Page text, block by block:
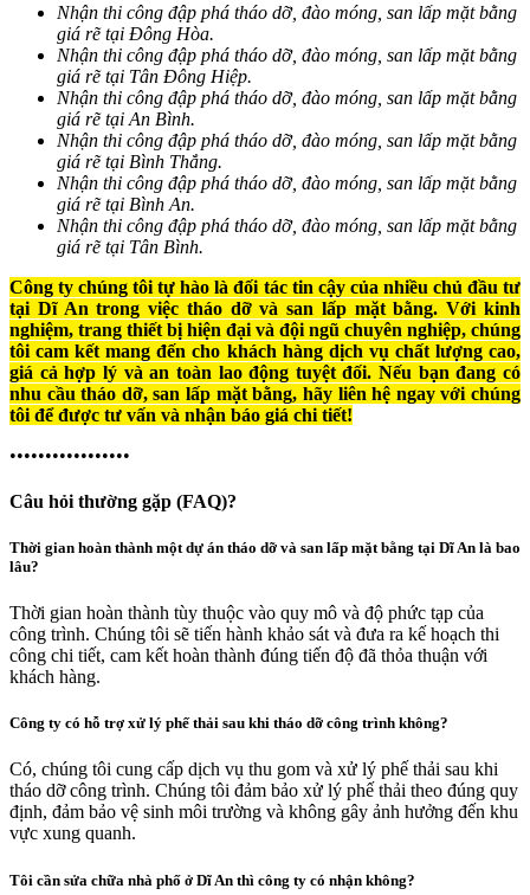
Nhận thi công đập phá tháo dỡ, đào móng, san lấp mặt bằng
giá rẽ tại Đông Hòa.
Nhận thi công đập phá tháo dỡ, đào móng, san lấp mặt bằng
giá rẽ tại Tân Đông Hiệp.
Nhận thi công đập phá tháo dỡ, đào móng, san lấp mặt bằng
giá rẽ tại An Bình.
Nhận thi công đập phá tháo dỡ, đào móng, san lấp mặt bằng
giá rẽ tại Bình Thắng.
Nhận thi công đập phá tháo dỡ, đào móng, san lấp mặt bằng
giá rẽ tại Bình An.
Nhận thi công đập phá tháo dỡ, đào móng, san lấp mặt bằng
giá rẽ tại Tân Bình.
Công ty chúng tôi tự hào là đối tác tin cậy của nhiều chủ đầu tư
tại Dĩ An trong việc tháo dỡ và san lấp mặt bằng. Với kinh
nghiệm, trang thiết bị hiện đại và đội ngũ chuyên nghiệp, chúng
tôi cam kết mang đến cho khách hàng dịch vụ chất lượng cao,
giá cả hợp lý và an toàn lao động tuyệt đối. Nếu bạn đang có
nhu cầu tháo dỡ, san lấp mặt bằng, hãy liên hệ ngay với chúng
tôi để được tư vấn và nhận báo giá chi tiết!
•••••••••••••••••
Câu hỏi thường gặp (FAQ)?
Thời gian hoàn thành một dự án tháo dỡ và san lấp mặt bằng tại Dĩ An là bao
lâu?
Thời gian hoàn thành tùy thuộc vào quy mô và độ phức tạp của
công trình. Chúng tôi sẽ tiến hành khảo sát và đưa ra kế hoạch thi
công chi tiết, cam kết hoàn thành đúng tiến độ đã thỏa thuận với
khách hàng.
Công ty có hỗ trợ xử lý phế thải sau khi tháo dỡ công trình không?
Có, chúng tôi cung cấp dịch vụ thu gom và xử lý phế thải sau khi
tháo dỡ công trình. Chúng tôi đảm bảo xử lý phế thải theo đúng quy
định, đảm bảo vệ sinh môi trường và không gây ảnh hưởng đến khu
vực xung quanh.
Tôi cần sửa chữa nhà phố ở Dĩ An thì công ty có nhận không?